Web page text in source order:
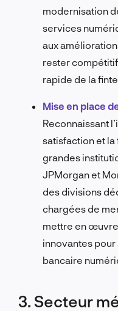
modernisation
services
aux
rester
rapide de la
Mise en place
Reconnaissant
satisfaction et
grandes
JPMorgan et
des divisions
chargées de
mettre en
innovantes
bancaire
3. Secteur